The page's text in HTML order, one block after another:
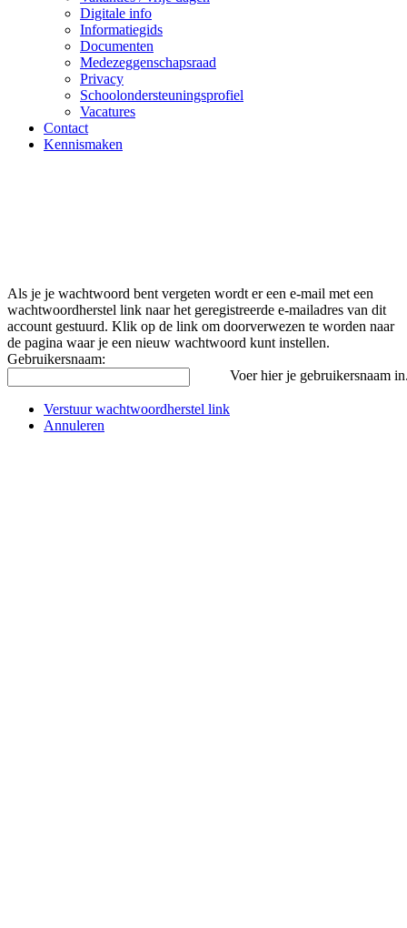
Digitale info
Informatiegids
Documenten
Medezeggenschapsraad
Privacy
Schoolondersteuningsprofiel
Vacatures
Contact
Kennismaken
Als je je wachtwoord bent vergeten wordt er een e-mail met een
wachtwoordherstel link naar het geregistreerde e-mailadres van dit
account gestuurd. Klik op de link om doorverwezen te worden naar
de pagina waar je een nieuw wachtwoord kunt instellen.
Gebruikersnaam:
Voer hier je gebruikersnaam
Verstuur wachtwoordherstel link
Annuleren